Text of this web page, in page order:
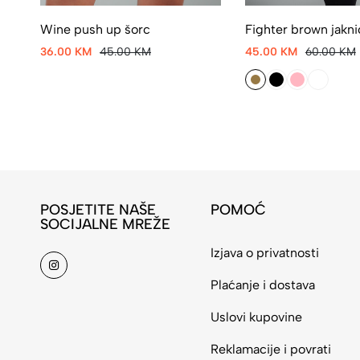
Wine push up šorc
36.00 KM 45.00 KM
Fighter brown
45.00 KM 60.00 KM
POSJETITE NAŠE
SOCIJALNE MREŽE
POMOĆ
Izjava o privatnosti
Plaćanje i dostava
Uslovi kupovine
Reklamacije i povrati